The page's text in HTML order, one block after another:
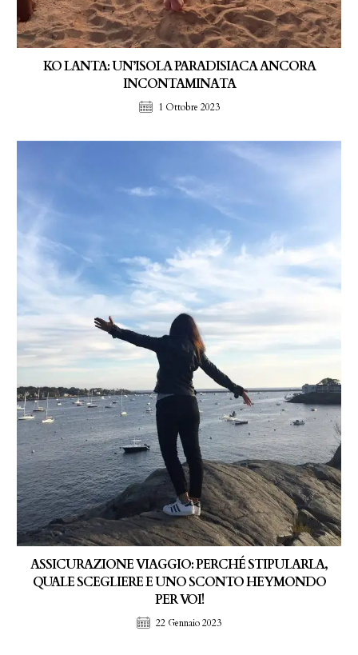
KO LANTA: UN’ISOLA PARADISIACA ANCORA
INCONTAMINATA
1 Ottobre 2023
ASSICURAZIONE VIAGGIO: PERCHÉ STIPULARLA,
QUALE SCEGLIERE E UNO SCONTO HEYMONDO
PER VOI!
22 Gennaio 2023